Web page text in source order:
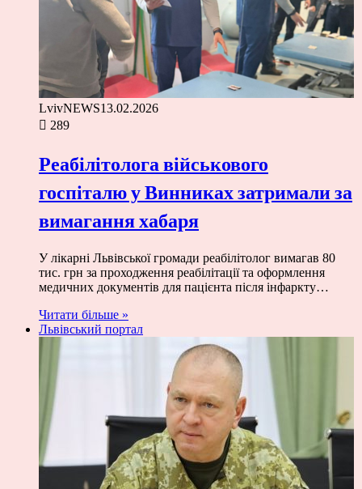
LvivNEWS13.02.2026
289
Реабілітолога військового
госпіталю у Винниках затримали за
вимагання хабаря
У лікарні Львівської громади реабілітолог вимагав 80
тис. грн за проходження реабілітації та оформлення
медичних документів для пацієнта після інфаркту…
Читати більше »
Львівський портал